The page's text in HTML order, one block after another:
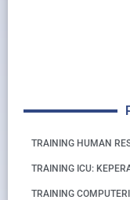
TRAINING HUMAN
TRAINING ICU:
TRAINING